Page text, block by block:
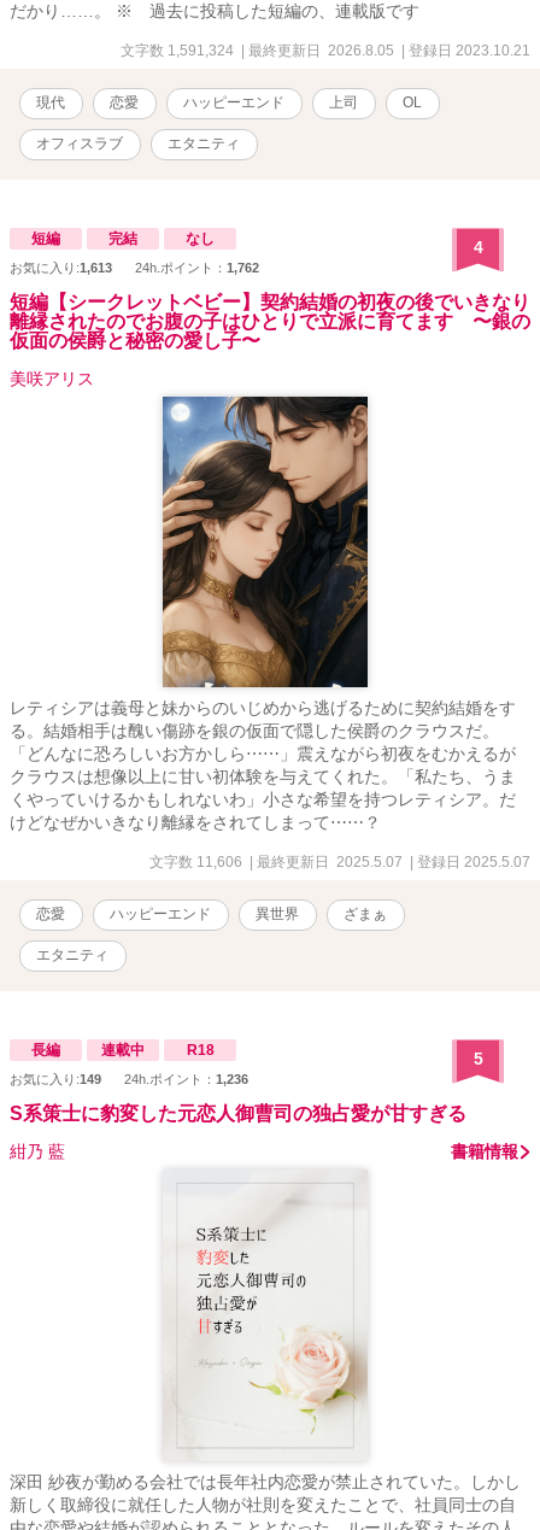
だかり……。 ※ 過去に投稿した短編の、連載版です
文字数 1,591,324 | 最終更新日 2026.8.05 | 登録日 2023.10.21
現代 恋愛 ハッピーエンド 上司 OL
オフィスラブ エタニティ
短編 完結 なし
お気に入り:1,613 24h.ポイント： 1,762
4
短編【シークレットベビー】契約結婚の初夜の後でいきなり
離縁されたのでお腹の子はひとりで立派に育てます 〜銀の
仮面の侯爵と秘密の愛し子〜
美咲アリス
レティシアは義母と妹からのいじめから逃げるために契約結婚をす
る。結婚相手は醜い傷跡を銀の仮面で隠した侯爵のクラウスだ。
「どんなに恐ろしいお方かしら⋯⋯」震えながら初夜をむかえるが
クラウスは想像以上に甘い初体験を与えてくれた。「私たち、うま
くやっていけるかもしれないわ」小さな希望を持つレティシア。だ
けどなぜかいきなり離縁をされてしまって⋯⋯？
文字数 11,606 | 最終更新日 2025.5.07 | 登録日 2025.5.07
恋愛 ハッピーエンド 異世界 ざまぁ
エタニティ
長編 連載中 R18
お気に入り:149 24h.ポイント： 1,236
5
S系策士に豹変した元恋人御曹司の独占愛が甘すぎる
紺乃 藍 書籍情報
深田 紗夜が勤める会社では長年社内恋愛が禁止されていた。しかし
新しく取締役に就任した人物が社則を変えたことで、社員同士の自